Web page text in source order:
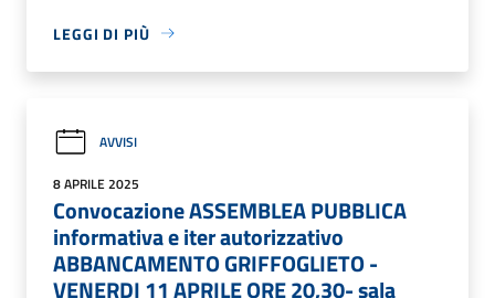
LEGGI DI PIÙ
AVVISI
8 APRILE 2025
Convocazione ASSEMBLEA PUBBLICA
informativa e iter autorizzativo
ABBANCAMENTO GRIFFOGLIETO -
VENERDI 11 APRILE ORE 20,30- sala